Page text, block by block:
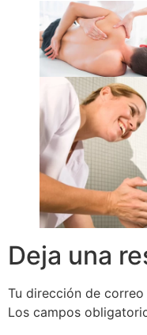
Deja una
Tu dirección de
Los campos